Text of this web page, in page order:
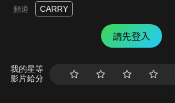
頻道 CARRY
請先登入
我的星等
影片給分